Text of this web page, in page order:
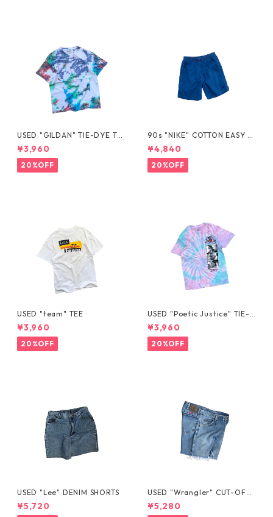
USED "GILDAN" TIE-DYE TE
E
¥3,960
20%OFF
90s "NIKE" COTTON EASY S
HORTS
¥4,840
20%OFF
USED "team" TEE
¥3,960
20%OFF
USED "Poetic Justice" TIE-D
YE TEE
¥3,960
20%OFF
USED "Lee" DENIM SHORTS
¥5,720
USED "Wrangler" CUT-OFF
DENIM SHORTS
¥5,280